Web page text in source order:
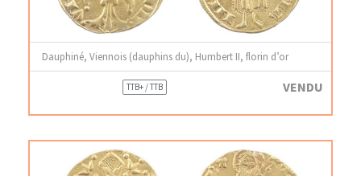
Dauphiné, Viennois (dauphins du), Humbert II, florin d’or
TTB+ / TTB VENDU